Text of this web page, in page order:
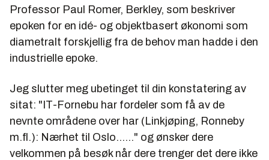
Professor Paul Romer, Berkley, som beskriver
epoken for en idé- og objektbasert økonomi som
diametralt forskjellig fra de behov man hadde i den
industrielle epoke.
Jeg slutter meg ubetinget til din konstatering av
sitat: "IT-Fornebu har fordeler som få av de
nevnte områdene over har (Linkjøping, Ronneby
m.fl.): Nærhet til Oslo......" og ønsker dere
velkommen på besøk når dere trenger det dere ikke